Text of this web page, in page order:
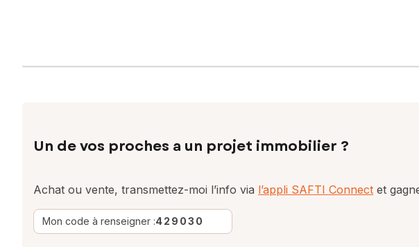
Un de vos proches a un projet immobilier ?
Achat ou vente, transmettez-moi l’info via l’appli SAFTI Connect et
Mon code à renseigner :429030